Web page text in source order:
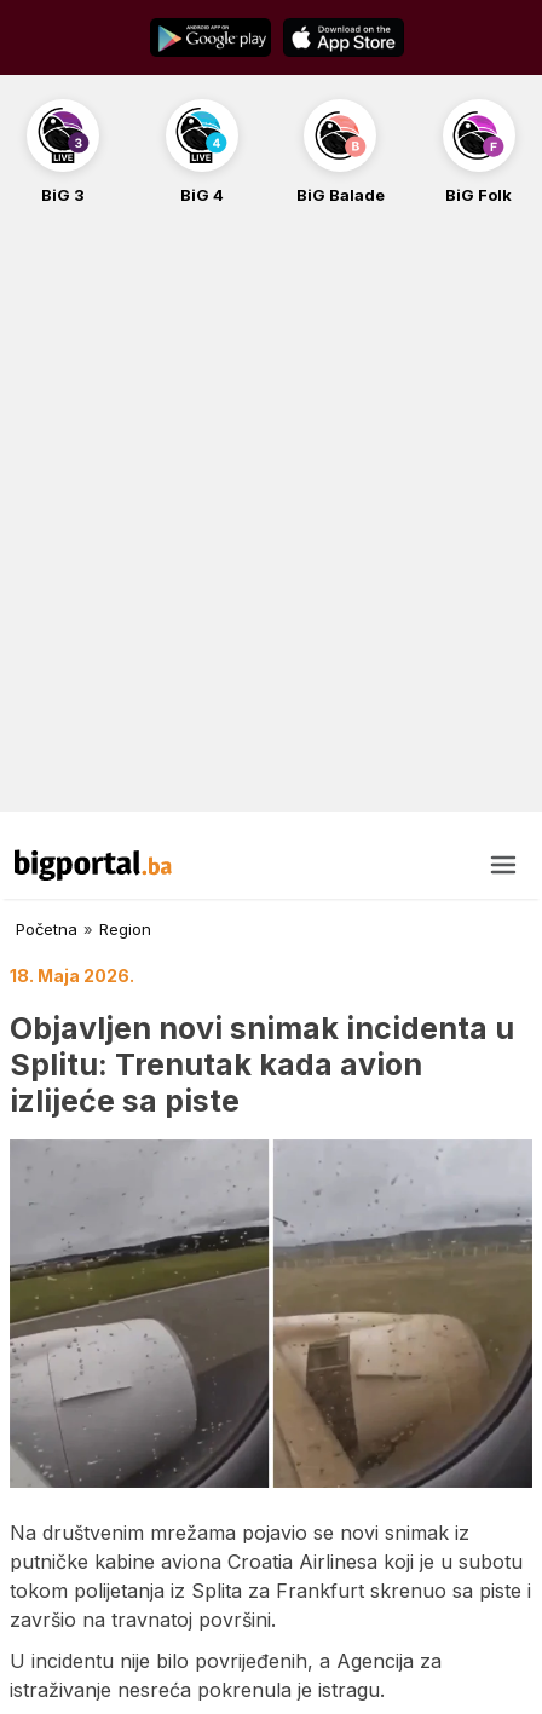
content
BiG 3 BiG 4 BiG Balade BiG Folk
Početna » Region
18. Maja 2026.
Objavljen novi snimak incidenta u
Splitu: Trenutak kada avion
izlijeće sa piste
Na društvenim mrežama pojavio se novi snimak iz
putničke kabine aviona Croatia Airlinesa koji je u subotu
tokom polijetanja iz Splita za Frankfurt skrenuo sa piste i
završio na travnatoj površini.
U incidentu nije bilo povrijeđenih, a Agencija za
istraživanje nesreća pokrenula je istragu.